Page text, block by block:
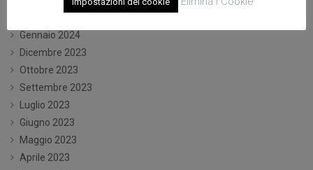
Gennaio 2024
Dicembre 2023
Ottobre 2023
Settembre 2023
Luglio 2023
Giugno 2023
Maggio 2023
Aprile 2023